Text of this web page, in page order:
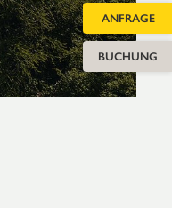
ANFRAGE
BUCHUNG